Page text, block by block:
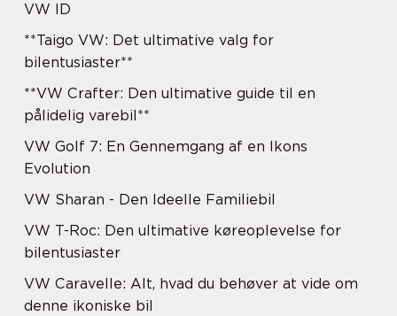
VW ID
**Taigo VW: Det ultimative valg for
bilentusiaster**
**VW Crafter: Den ultimative guide til en
pålidelig varebil**
VW Golf 7: En Gennemgang af en Ikons
Evolution
VW Sharan - Den Ideelle Familiebil
VW T-Roc: Den ultimative køreoplevelse for
bilentusiaster
VW Caravelle: Alt, hvad du behøver at vide om
denne ikoniske bil